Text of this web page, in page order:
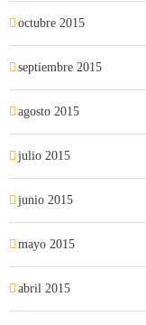
octubre 2015
septiembre 2015
agosto 2015
julio 2015
junio 2015
mayo 2015
abril 2015